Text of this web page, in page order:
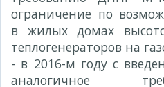
ограничение по
в жилых домах
теплогенераторов на
- в 2016-м году с
аналогичное